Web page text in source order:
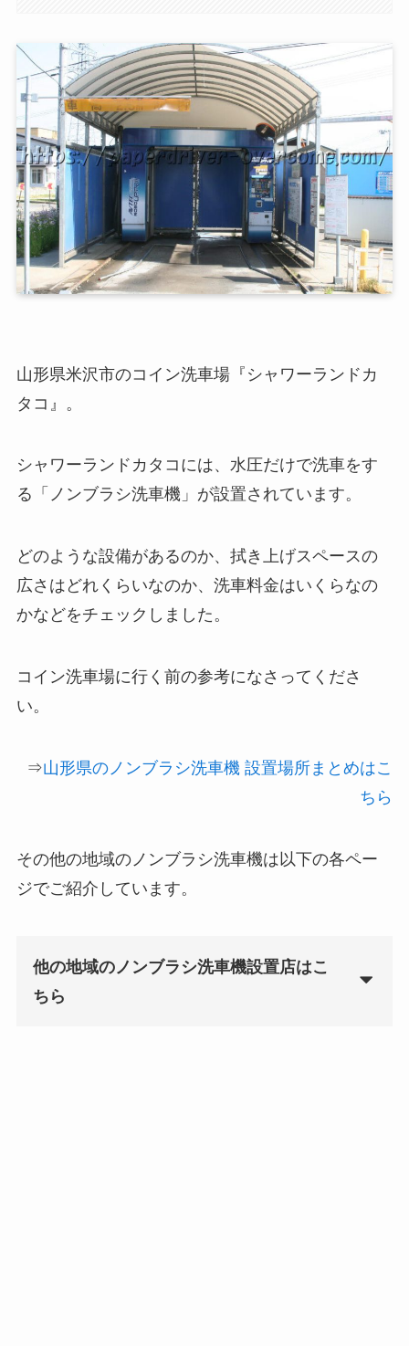
山形県米沢市のコイン洗車場『シャワーランドカ
タコ』。
シャワーランドカタコには、水圧だけで洗車をす
る「ノンブラシ洗車機」が設置されています。
どのような設備があるのか、拭き上げスペースの
広さはどれくらいなのか、洗車料金はいくらなの
かなどをチェックしました。
コイン洗車場に行く前の参考になさってくださ
い。
⇒山形県のノンブラシ洗車機 設置場所まとめはこ
ちら
その他の地域のノンブラシ洗車機は以下の各ペー
ジでご紹介しています。
他の地域のノンブラシ洗車機設置店はこ
ちら